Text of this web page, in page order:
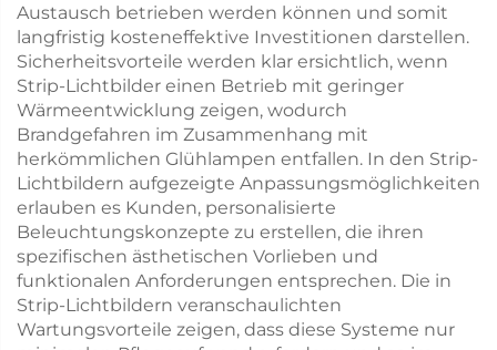
Austausch betrieben werden können und somit
langfristig kosteneffektive Investitionen darstellen.
Sicherheitsvorteile werden klar ersichtlich, wenn
Strip-Lichtbilder einen Betrieb mit geringer
Wärmeentwicklung zeigen, wodurch
Brandgefahren im Zusammenhang mit
herkömmlichen Glühlampen entfallen. In den Strip-
Lichtbildern aufgezeigte Anpassungsmöglichkeiten
erlauben es Kunden, personalisierte
Beleuchtungskonzepte zu erstellen, die ihren
spezifischen ästhetischen Vorlieben und
funktionalen Anforderungen entsprechen. Die in
Strip-Lichtbildern veranschaulichten
Wartungsvorteile zeigen, dass diese Systeme nur